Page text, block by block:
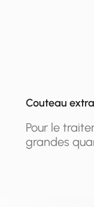
Couteau
Pour le
grandes